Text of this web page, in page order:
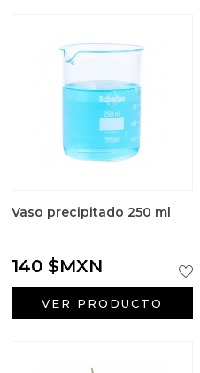
Vaso precipitado 250 ml
140 $MXN
VER PRODUCTO